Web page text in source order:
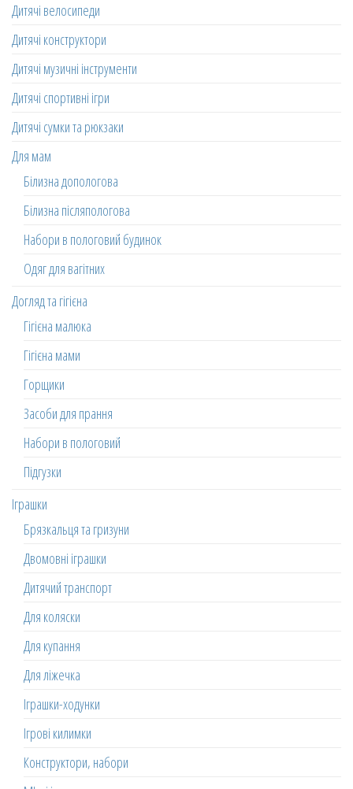
Дитячі велосипеди
Дитячі конструктори
Дитячі музичні інструменти
Дитячі спортивні ігри
Дитячі сумки та рюкзаки
Для мам
Білизна допологова
Білизна післяпологова
Набори в пологовий будинок
Одяг для вагітних
Догляд та гігієна
Гігієна малюка
Гігієна мами
Горщики
Засоби для прання
Набори в пологовий
Підгузки
Іграшки
Брязкальця та гризуни
Двомовні іграшки
Дитячий транспорт
Для коляски
Для купання
Для ліжечка
Іграшки-ходунки
Ігрові килимки
Конструктори, набори